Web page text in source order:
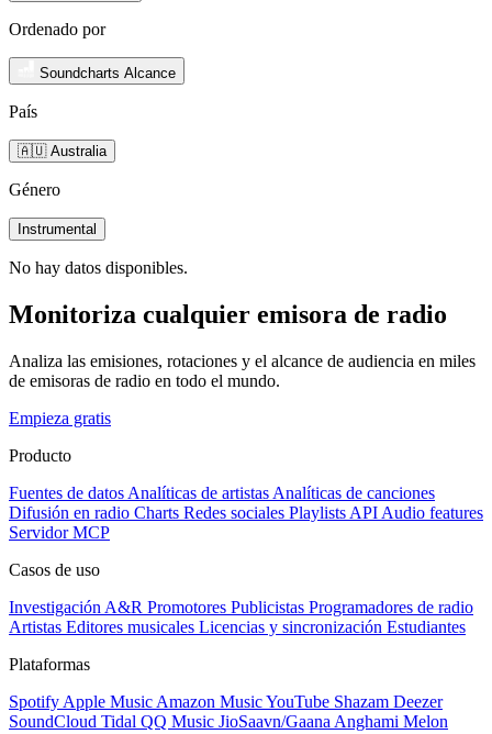
Ordenado por
Soundcharts Alcance
País
🇦🇺 Australia
Género
Instrumental
No hay datos disponibles.
Monitoriza cualquier emisora de radio
Analiza las emisiones, rotaciones y el alcance de audiencia en miles
de emisoras de radio en todo el mundo.
Empieza gratis
Producto
Fuentes de datos Analíticas de artistas Analíticas de canciones
Difusión en radio Charts Redes sociales Playlists API Audio features
Servidor MCP
Casos de uso
Investigación A&R Promotores Publicistas Programadores de radio
Artistas Editores musicales Licencias y sincronización Estudiantes
Plataformas
Spotify Apple Music Amazon MusicYouTube Shazam Deezer
SoundCloud Tidal QQ Music JioSaavn/Gaana Anghami Melon